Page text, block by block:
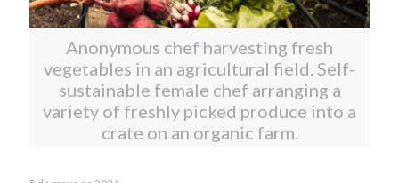
Anonymous chef harvesting fresh
vegetables in an agricultural field. Self-
sustainable female chef arranging a
variety of freshly picked produce into a
crate on an organic farm.